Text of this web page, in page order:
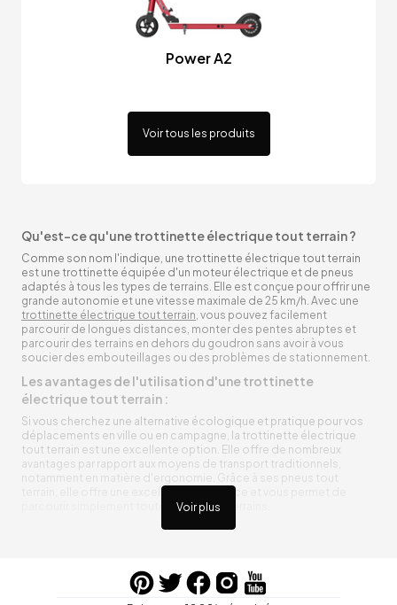
Power A2
Voir tous les produits
Voir plus
Qu'est-ce qu'une trottinette électrique tout terrain ?
Comme son nom l'indique, une trottinette électrique tout terrain
est une trottinette équipée d'un moteur électrique et de pneus
adaptés à tous les types de terrains. Elle est conçue pour offrir une
grande autonomie et une vitesse maximale de 25 km/h. Avec une
trottinette électrique tout terrain, vous pouvez facilement
parcourir de longues distances, monter des pentes abruptes et
parcourir des terrains en dehors du goudron sans avoir à vous
soucier des embouteillages ou des problèmes de stationnement.
Les avantages de l'utilisation d'une trottinette
électrique tout terrain :
Si vous cherchez une alternative écologique et pratique pour vos
déplacements en ville ou en campagne, la trottinette électrique
tout terrain est une excellente option. Elle offre de nombreux
avantages par rapport aux moyens de transport traditionnels,
notamment en matière d'ergonomie. Grâce à ses pneus tout
terrain, elle offre une excellente adhérence et vous permet de
parcourir simplement toutes sortes de terrains.
Trottinette électrique tout terrain ergonomique
entre vos trajets, vous n’aurez pas à vous soucier de l’état de sa
batterie. De plus, elle est équipée de pneus résistants qui peuvent